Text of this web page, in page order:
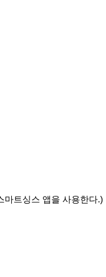
마트싱스 앱을 사용한다.)